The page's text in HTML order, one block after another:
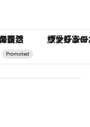
ンダーレスな新作が登場 【銀座で出合う最旬美容】美髪ケアや上質